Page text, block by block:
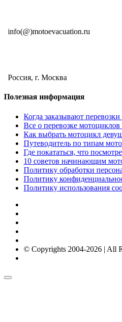
info(@)motoevacuation.ru
Россия, г. Москва
Полезная информация
Когда заказывают перевозки
Все о перевозке
Как выбрать мотоцикл
Путеводитель по типам
Где покататься, что
10 советов начинающим
Политику обработки
Политику
Политику использования
© Copyrights 2004-2026 | All